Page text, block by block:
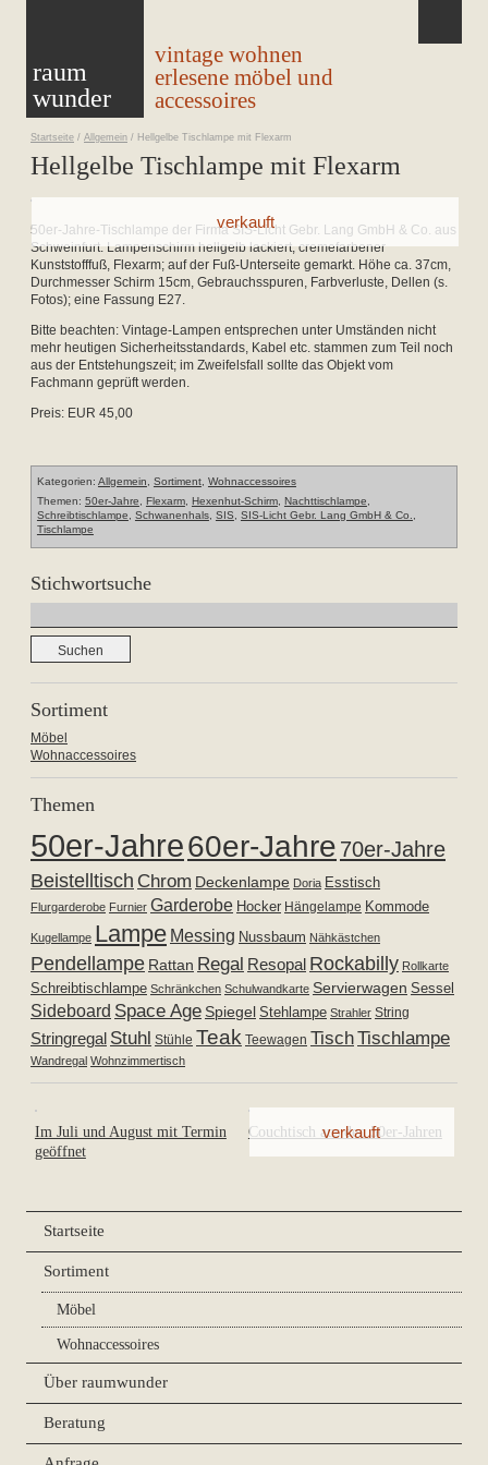
raum
wunder
vintage wohnen
erlesene möbel und
accessoires
Startseite / Allgemein / Hellgelbe Tischlampe mit Flexarm
Hellgelbe Tischlampe mit Flexarm
50er-Jahre-Tischlampe der FirmaSIS-Licht Gebr. Lang GmbH & Co. aus
Schweinfurt. Lampenschirm hellgelb lackiert, cremefarbener
Kunststofffuß, Flexarm; auf der Fuß-Unterseite gemarkt. Höhe ca. 37cm,
Durchmesser Schirm 15cm, Gebrauchsspuren, Farbverluste, Dellen (s.
Fotos); eine Fassung E27.
Bitte beachten: Vintage-Lampen entsprechen unter Umständen nicht
mehr heutigen Sicherheitsstandards, Kabel etc. stammen zum Teil noch
aus der Entstehungszeit; im Zweifelsfall sollte das Objekt vom
Fachmann geprüft werden.
Preis: EUR 45,00
Kategorien: Allgemein, Sortiment, Wohnaccessoires
Themen: 50er-Jahre, Flexarm, Hexenhut-Schirm, Nachttischlampe,
Schreibtischlampe, Schwanenhals, SIS, SIS-Licht Gebr. Lang GmbH & Co.,
Tischlampe
Stichwortsuche
nach:
Sortiment
Möbel
Wohnaccessoires
Themen
50er-Jahre60er-Jahre 70er-Jahre
Beistelltisch Chrom Deckenlampe Doria Esstisch
Flurgarderobe Furnier Garderobe Hocker Hängelampe Kommode
Kugellampe Lampe Messing Nussbaum Nähkästchen
Pendellampe Rattan Regal Resopal Rockabilly Rollkarte
Schreibtischlampe Schränkchen Schulwandkarte Servierwagen Sessel
Sideboard Space Age Spiegel Stehlampe Strahler String
Stringregal Stuhl Stühle Teak Teewagen TischTischlampe
Wandregal Wohnzimmertisch
Im Juli und August mit Termin
geöffnet
Couchtisch aus den 50er-Jahren
Startseite
Sortiment
Möbel
Wohnaccessoires
Über raumwunder
Beratung